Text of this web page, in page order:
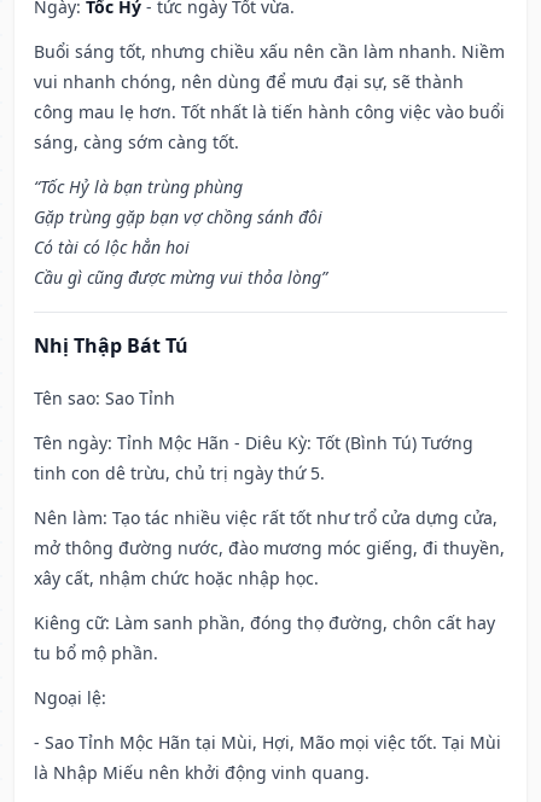
Ngày: Tốc Hỷ - tức ngày Tốt vừa.
Buổi sáng tốt, nhưng chiều xấu nên cần làm nhanh. Niềm
vui nhanh chóng, nên dùng để mưu đại sự, sẽ thành
công mau lẹ hơn. Tốt nhất là tiến hành công việc vào buổi
sáng, càng sớm càng tốt.
“Tốc Hỷ là bạn trùng phùng
Gặp trùng gặp bạn vợ chồng sánh đôi
Có tài có lộc hẳn hoi
Cầu gì cũng được mừng vui thỏa lòng”
Nhị Thập Bát Tú
Tên sao: Sao Tỉnh
Tên ngày: Tỉnh Mộc Hãn - Diêu Kỳ: Tốt (Bình Tú) Tướng
tinh con dê trừu, chủ trị ngày thứ 5.
Nên làm: Tạo tác nhiều việc rất tốt như trổ cửa dựng cửa,
mở thông đường nước, đào mương móc giếng, đi thuyền,
xây cất, nhậm chức hoặc nhập học.
Kiêng cữ: Làm sanh phần, đóng thọ đường, chôn cất hay
tu bổ mộ phần.
Ngoại lệ:
- Sao Tỉnh Mộc Hãn tại Mùi, Hợi, Mão mọi việc tốt. Tại Mùi
là Nhập Miếu nên khởi động vinh quang.